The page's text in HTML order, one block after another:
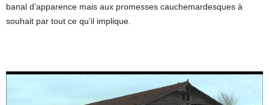
banal d’apparence mais aux promesses cauchemardesques à
souhait par tout ce qu’il implique.